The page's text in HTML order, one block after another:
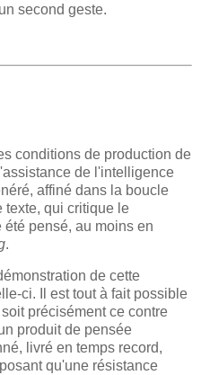
second geste.
conditions de production de
de l'intelligence
affiné dans la boucle
texte, qui critique le
été pensé, au moins en
.
de cette
ci. Il est tout à fait possible
précisément ce contre
produit de pensée
livré en temps record,
qu'une résistance